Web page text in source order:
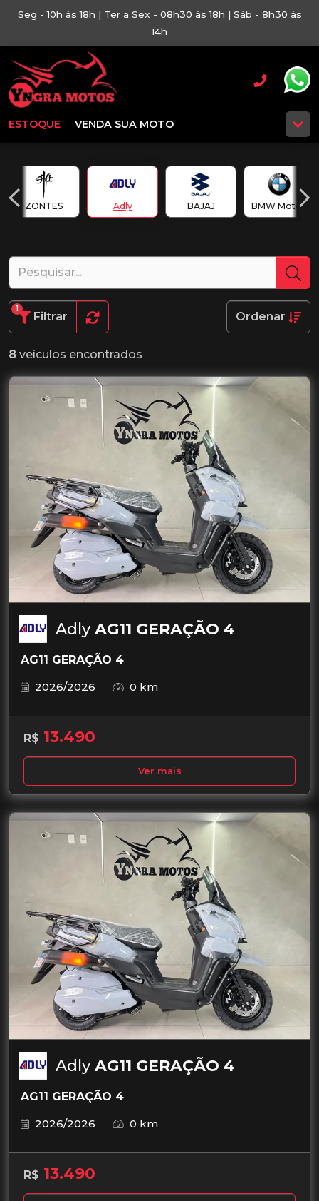
Seg - 10h às 18h | Ter a Sex - 08h30 às 18h | Sáb - 8h30 às
14h
ESTOQUE VENDA SUA MOTO
ZONTES Adly BAJAJ BMW Motos
Filtrar
1
Ordenar
8 veículos encontrados
AdlyAG11 GERAÇÃO 4
AG11 GERAÇÃO 4
2026/2026
0 km
R$ 13.490
Ver mais
AdlyAG11 GERAÇÃO 4
AG11 GERAÇÃO 4
2026/2026
0 km
R$ 13.490